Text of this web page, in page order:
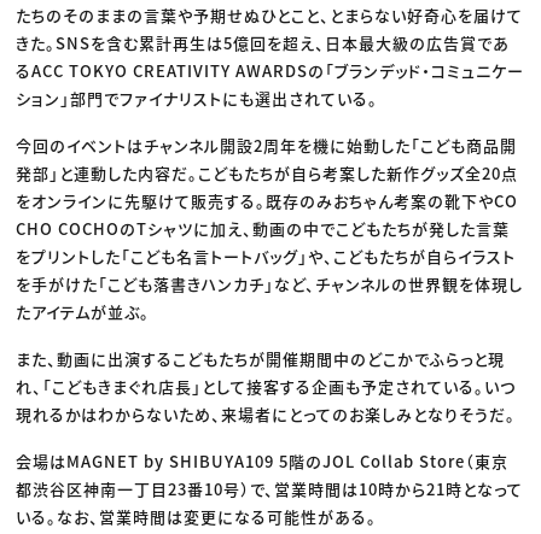
たちのそのままの言葉や予期せぬひとこと、とまらない好奇心を届けて
きた。SNSを含む累計再生は5億回を超え、日本最大級の広告賞であ
るACC TOKYO CREATIVITY AWARDSの「ブランデッド・コミュニケー
ション」部門でファイナリストにも選出されている。
今回のイベントはチャンネル開設2周年を機に始動した「こども商品開
発部」と連動した内容だ。こどもたちが自ら考案した新作グッズ全20点
をオンラインに先駆けて販売する。既存のみおちゃん考案の靴下やCO
CHO COCHOのTシャツに加え、動画の中でこどもたちが発した言葉
をプリントした「こども名言トートバッグ」や、こどもたちが自らイラスト
を手がけた「こども落書きハンカチ」など、チャンネルの世界観を体現し
たアイテムが並ぶ。
また、動画に出演するこどもたちが開催期間中のどこかでふらっと現
れ、「こどもきまぐれ店長」として接客する企画も予定されている。いつ
現れるかはわからないため、来場者にとってのお楽しみとなりそうだ。
会場はMAGNET by SHIBUYA109 5階のJOL Collab Store（東京
都渋谷区神南一丁目23番10号）で、営業時間は10時から21時となって
いる。なお、営業時間は変更になる可能性がある。